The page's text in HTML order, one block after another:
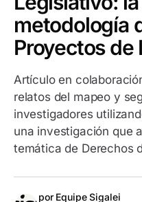
metodología
Proyectos de
Artículo en
relatos del mapeo y
investigadores
una investigación que
temática de Derechos
por Equipe Sigalei